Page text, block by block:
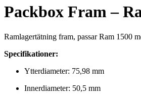
Packbox Fram –
Ramlagertätning fram, passar Ram 1500
Specifikationer:
Ytterdiameter: 75,98 mm
Innerdiameter: 50,5 mm